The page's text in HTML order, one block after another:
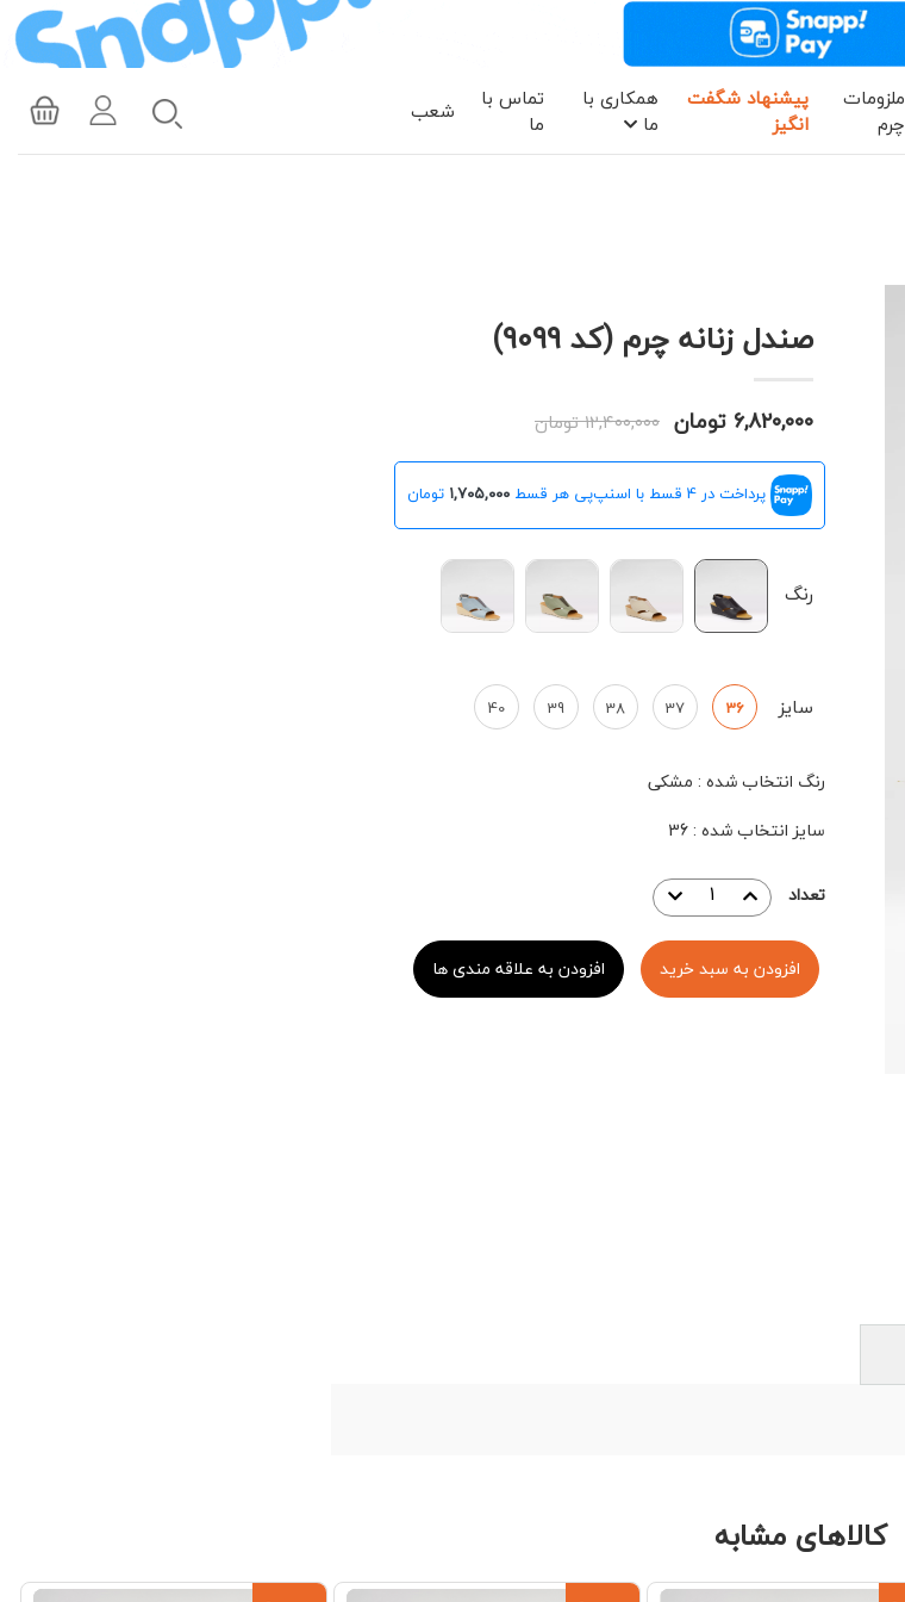
ملزومات
چرم
پیشنهاد شگفت
انگیز
همکاری با
ما
تماس با
ما
شعب
صندل زنانه چرم (کد 9099)
۶,۸۲۰,۰۰۰ تومان ۱۲,۴۰۰,۰۰۰ تومان
پرداخت در 4 قسط با اسنپ‌پی هر قسط ۱,۷۰۵,۰۰۰ تومان
رنگ
سایز 36
37
38
39
40
رنگ انتخاب شده : مشکی
سایز انتخاب شده :
36
تعداد
افزودن به سبد خرید افزودن به علاقه مندی ها
کالاهای مشابه